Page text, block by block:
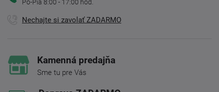
Po-Pia 8:00 - 17:00 hod.
Nechajte si zavolať ZADARMO
Kamenná predajňa
Sme tu pre Vás